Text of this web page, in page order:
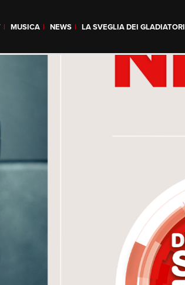
MUSICA NEWS LA SVEGLIA DEI GLADIATORI